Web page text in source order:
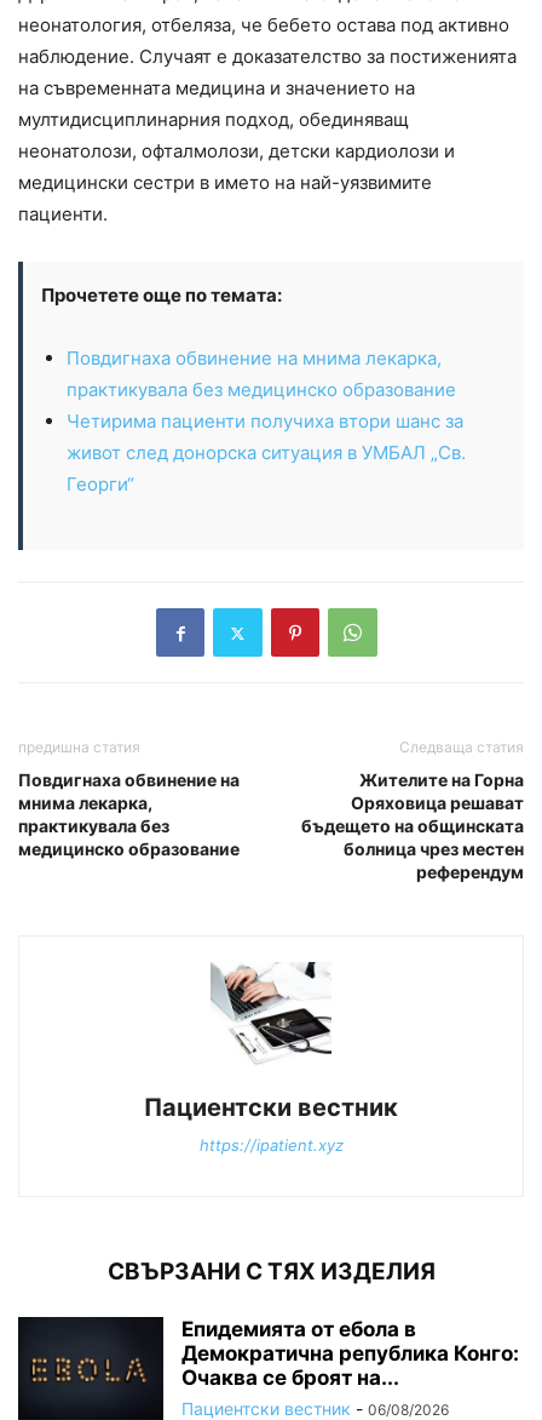
неонатология, отбеляза, че бебето остава под активно
наблюдение. Случаят е доказателство за постиженията
на съвременната медицина и значението на
мултидисциплинарния подход, обединяващ
неонатолози, офталмолози, детски кардиолози и
медицински сестри в името на най-уязвимите
пациенти.
Прочетете още по темата:
Повдигнаха обвинение на мнима лекарка,
практикувала без медицинско образование
Четирима пациенти получиха втори шанс за
живот след донорска ситуация в УМБАЛ „Св.
Георги“
предишна статия
Повдигнаха обвинение на
мнима лекарка,
практикувала без
медицинско образование
Следваща статия
Жителите на Горна
Оряховица решават
бъдещето на общинската
болница чрез местен
референдум
Пациентски вестник
https://ipatient.xyz
СВЪРЗАНИ С ТЯХ ИЗДЕЛИЯ
Епидемията от ебола в
Демократична република Конго:
Очаква се броят на...
Пациентски вестник - 06/08/2026